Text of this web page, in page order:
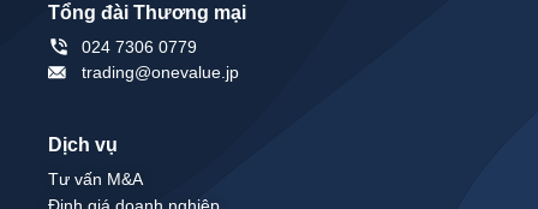
Tổng đài Thương mại
024 7306 0779
trading@onevalue.jp
Dịch vụ
Tư vấn M&A